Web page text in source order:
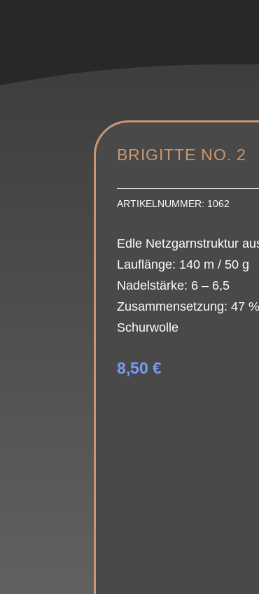
BRIGITTE NO. 2
ARTIKELNUMMER: 1062
Edle Netzgarnstruktur
Lauflänge: 140 m / 50 g
Nadelstärke: 6 – 6,5
Zusammensetzung: 47
Schurwolle
8,50€